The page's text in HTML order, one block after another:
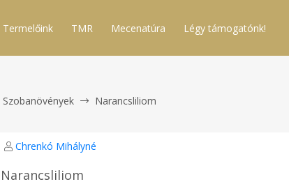
Termelőink TMR Mecenatúra Légy támogatónk!
Szobanövények Narancsliliom
Chrenkó Mihályné
Narancsliliom